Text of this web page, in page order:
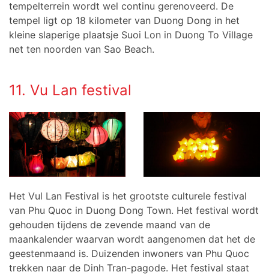
tempelterrein wordt wel continu gerenoveerd. De
tempel ligt op 18 kilometer van Duong Dong in het
kleine slaperige plaatsje Suoi Lon in Duong To Village
net ten noorden van Sao Beach.
11. Vu Lan festival
Het Vul Lan Festival is het grootste culturele festival
van Phu Quoc in Duong Dong Town. Het festival wordt
gehouden tijdens de zevende maand van de
maankalender waarvan wordt aangenomen dat het de
geestenmaand is. Duizenden inwoners van Phu Quoc
trekken naar de Dinh Tran-pagode. Het festival staat